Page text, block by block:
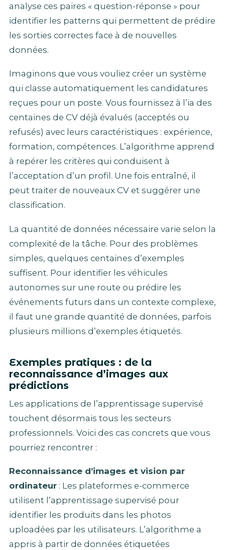
analyse ces paires « question-réponse » pour
identifier les patterns qui permettent de prédire
les sorties correctes face à de nouvelles
données.
Imaginons que vous vouliez créer un système
qui classe automatiquement les candidatures
reçues pour un poste. Vous fournissez à l’ia des
centaines de CV déjà évalués (acceptés ou
refusés) avec leurs caractéristiques : expérience,
formation, compétences. L’algorithme apprend
à repérer les critères qui conduisent à
l’acceptation d’un profil. Une fois entraîné, il
peut traiter de nouveaux CV et suggérer une
classification.
La quantité de données nécessaire varie selon la
complexité de la tâche. Pour des problèmes
simples, quelques centaines d’exemples
suffisent. Pour identifier les véhicules
autonomes sur une route ou prédire les
événements futurs dans un contexte complexe,
il faut une grande quantité de données, parfois
plusieurs millions d’exemples étiquetés.
Exemples pratiques : de la
reconnaissance d’images aux
prédictions
Les applications de l’apprentissage supervisé
touchent désormais tous les secteurs
professionnels. Voici des cas concrets que vous
pourriez rencontrer :
Reconnaissance d’images et vision par
ordinateur : Les plateformes e-commerce
utilisent l’apprentissage supervisé pour
identifier les produits dans les photos
uploadées par les utilisateurs. L’algorithme a
appris à partir de données étiquetées